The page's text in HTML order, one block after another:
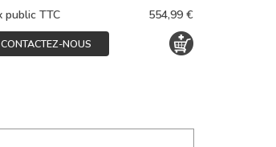
public TTC 554,99 €
CONTACTEZ-NOUS